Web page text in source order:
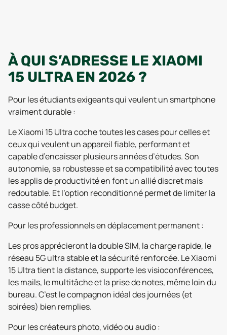
À QUI S’ADRESSE LE XIAOMI
15 ULTRA EN 2026 ?
Pour les étudiants exigeants qui veulent un smartphone
vraiment durable :
Le Xiaomi 15 Ultra coche toutes les cases pour celles et
ceux qui veulent un appareil fiable, performant et
capable d’encaisser plusieurs années d’études. Son
autonomie, sa robustesse et sa compatibilité avec toutes
les applis de productivité en font un allié discret mais
redoutable. Et l’option reconditionné permet de limiter la
casse côté budget.
Pour les professionnels en déplacement permanent :
Les pros apprécieront la double SIM, la charge rapide, le
réseau 5G ultra stable et la sécurité renforcée. Le Xiaomi
15 Ultra tient la distance, supporte les visioconférences,
les mails, le multitâche et la prise de notes, même loin du
bureau. C’est le compagnon idéal des journées (et
soirées) bien remplies.
Pour les créateurs photo, vidéo ou audio :